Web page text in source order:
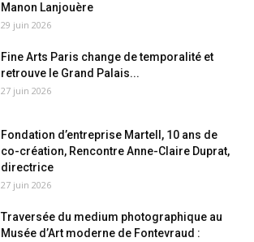
Manon Lanjouère
29 juin 2026
Fine Arts Paris change de temporalité et
retrouve le Grand Palais...
27 juin 2026
Fondation d’entreprise Martell, 10 ans de
co-création, Rencontre Anne-Claire Duprat,
directrice
27 juin 2026
Traversée du medium photographique au
Musée d’Art moderne de Fontevraud :